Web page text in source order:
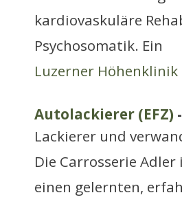
kardiovaskuläre
Psychosomatik. Ein
Luzerner
Autolackierer (EFZ)
Lackierer und
Die Carrosserie
einen gelernten,